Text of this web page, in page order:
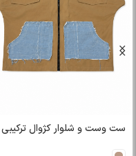
ست وست و شلوار کژوال ترکیبی